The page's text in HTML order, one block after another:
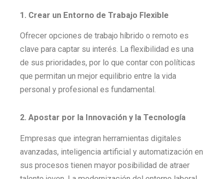
1. Crear un Entorno de Trabajo Flexible
Ofrecer opciones de trabajo híbrido o remoto es
clave para captar su interés. La flexibilidad es una
de sus prioridades, por lo que contar con políticas
que permitan un mejor equilibrio entre la vida
personal y profesional es fundamental.
2. Apostar por la Innovación y la Tecnología
Empresas que integran herramientas digitales
avanzadas, inteligencia artificial y automatización en
sus procesos tienen mayor posibilidad de atraer